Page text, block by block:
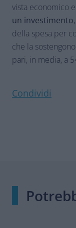
vista economico
un investimento
della spesa per
che la
pari, in media, a
Condividi